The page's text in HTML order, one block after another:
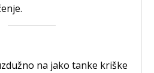
na jako tanke kriške